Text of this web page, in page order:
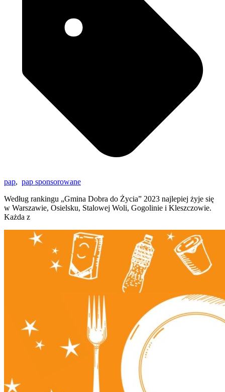
pap, pap sponsorowane
Według rankingu „Gmina Dobra do Życia” 2023 najlepiej żyje się
w Warszawie, Osielsku, Stalowej Woli, Gogolinie i Kleszczowie.
Każda z